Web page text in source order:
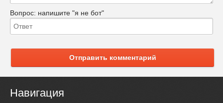
Вопрос: напишите "я не бот"
Отправить комментарий
Навигация